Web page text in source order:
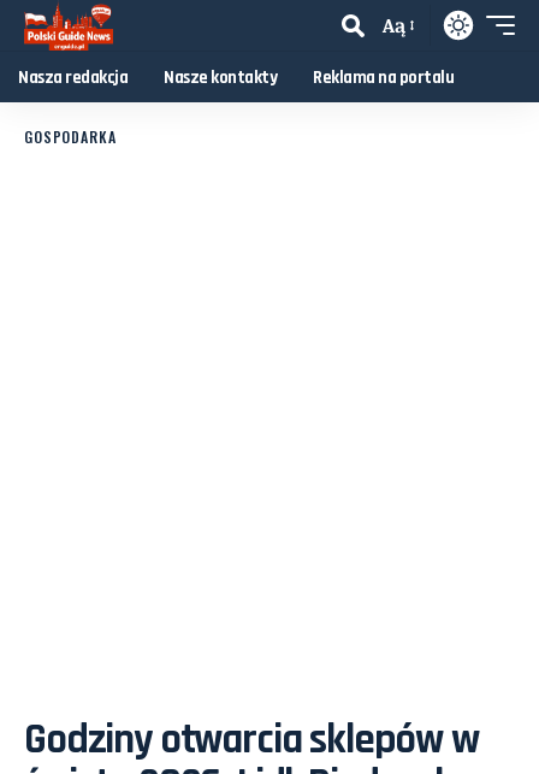
Aą
Nasza redakcja Nasze kontakty Reklama na portalu
GOSPODARKA
Godziny otwarcia sklepów w